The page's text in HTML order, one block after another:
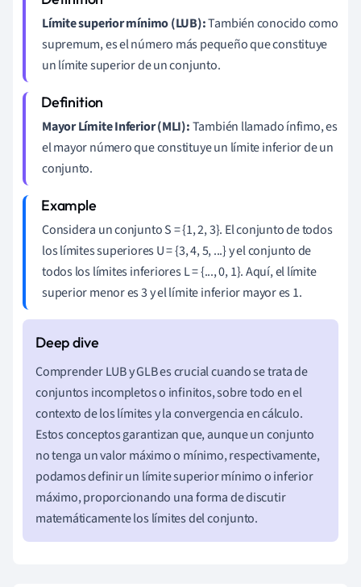
Límite superior mínimo (LUB):También conocido como
supremum, es el número más pequeño que constituye
un límite superior de un conjunto.
Mayor Límite Inferior (MLI):También llamado ínfimo, es
el mayor número que constituye un límite inferior de un
conjunto.
Considera un conjunto S = {1, 2, 3}. El conjunto de todos
los límites superiores U = {3, 4, 5, ...} y el conjunto de
todos los límites inferiores L = {..., 0, 1}. Aquí, el límite
superior menor es 3 y el límite inferior mayor es 1.
Comprender LUB y GLB es crucial cuando se trata de
conjuntos incompletos o infinitos, sobre todo en el
contexto de los límites y la convergencia en cálculo.
Estos conceptos garantizan que, aunque un conjunto
no tenga un valor máximo o mínimo, respectivamente,
podamos definir un límite superior mínimo o inferior
máximo, proporcionando una forma de discutir
matemáticamente los límites del conjunto.